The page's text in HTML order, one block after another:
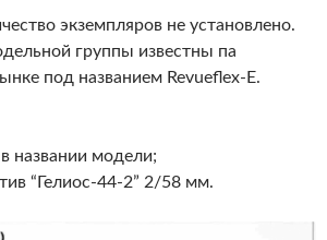
экземпляров не установлено.
группы известны па
под названием Revueflex-E.
названии модели;
“Гелиос-44-2” 2/58 мм.